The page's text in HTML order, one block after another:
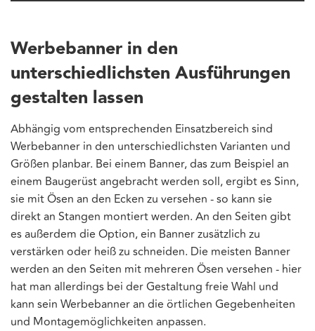
Werbebanner in den
unterschiedlichsten Ausführungen
gestalten lassen
Abhängig vom entsprechenden Einsatzbereich sind
Werbebanner in den unterschiedlichsten Varianten und
Größen planbar. Bei einem Banner, das zum Beispiel an
einem Baugerüst angebracht werden soll, ergibt es Sinn,
sie mit Ösen an den Ecken zu versehen - so kann sie
direkt an Stangen montiert werden. An den Seiten gibt
es außerdem die Option, ein Banner zusätzlich zu
verstärken oder heiß zu schneiden. Die meisten Banner
werden an den Seiten mit mehreren Ösen versehen - hier
hat man allerdings bei der Gestaltung freie Wahl und
kann sein Werbebanner an die örtlichen Gegebenheiten
und Montagemöglichkeiten anpassen.